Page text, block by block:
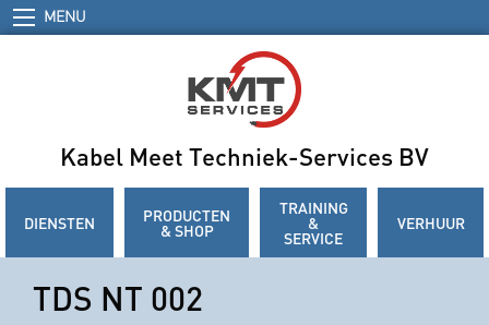
MENU
Kabel Meet Techniek-Services BV
DIENSTEN PRODUCTEN
& SHOP
TRAINING
&
SERVICE
VERHUUR
TDS NT 002